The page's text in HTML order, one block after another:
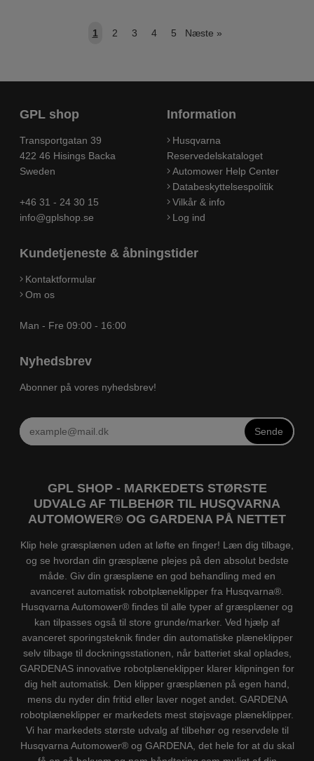
1 2 3 4 5 Næste »
GPL shop
Transportgatan 39
422 46 Hisings Backa
Sweden
+46 31 - 24 30 15
info@gplshop.se
Information
Husqvarna
Reservedelskataloget
Automower Help Center
Databeskyttelsespolitik
Vilkår & info
Log ind
Kundetjeneste & åbningstider
Kontaktformular
Om os
Man - Fre 09:00 - 16:00
Nyhedsbrev
Abonner på vores nyhedsbrev!
Sende
GPL SHOP - MARKEDETS STØRSTE
UDVALG AF TILBEHØR TIL HUSQVARNA
AUTOMOWER® OG GARDENA PÅ NETTET
Klip hele græsplænen uden at løfte en finger! Læn dig tilbage,
og se hvordan din græsplæne plejes på den absolut bedste
måde. Giv din græsplæne en god behandling med en
avanceret automatisk robotplæneklipper fra Husqvarna®.
Husqvarna Automower® findes til alle typer af græsplæner og
kan tilpasses også til store grunde/marker. Ved hjælp af
avanceret sporingsteknik finder din automatiske plæneklipper
selv tilbage til dockningsstationen, når batteriet skal oplades,
GARDENAS innovative robotplæneklipper klarer klipningen for
dig helt automatisk. Den klipper græsplænen på egen hand,
mens du nyder din fritid eller laver noget andet. GARDENA
robotplæneklipper er markedets mest støjsvage plæneklipper.
Vi har markedets største udvalg af tilbehør og reservdele til
Husqvarna Automower® og GARDENA, det hele for at du skal